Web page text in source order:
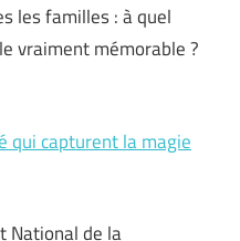
les familles : à quel
vraiment mémorable ?
qui capturent la magie
National de la